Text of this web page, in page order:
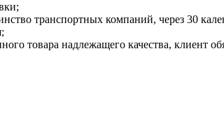
транспортных компаний, через 30
товара надлежащего качества, клиент